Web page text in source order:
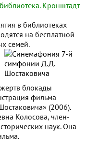
Кронштадт
в библиотеках
на бесплатной
семей.
блокады
фильма
(2006).
Колосова, член-
наук. Она